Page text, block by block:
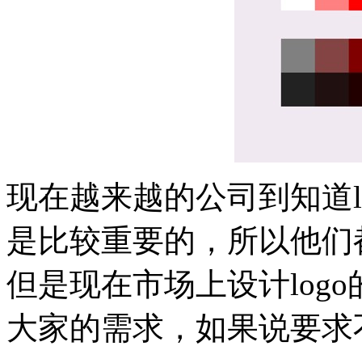
现在越来越的公司到知
是比较重要的，所以他
但是现在市场上设计
大家的需求，如果说要